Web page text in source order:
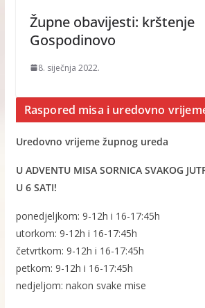
Župne obavijesti: krštenje
Gospodinovo
8. siječnja 2022.
Raspored misa i uredovno
Uredovno vrijeme župnog ureda
U ADVENTU MISA SORNICA SVAKOG
U 6 SATI!
ponedjeljkom: 9-12h i 16-17:45h
utorkom: 9-12h i 16-17:45h
četvrtkom: 9-12h i 16-17:45h
petkom: 9-12h i 16-17:45h
nedjeljom: nakon svake mise